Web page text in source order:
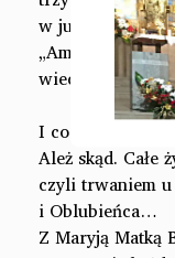
w junioracie
„Amen”. Tak,
wieczyste.
I co dalej…?
Ależ skąd. Całe
czyli trwaniem
i Oblubieńca…
Z Maryją Matką